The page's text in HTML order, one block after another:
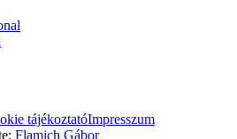
tájékoztatóImpresszum
Flamich Gábor